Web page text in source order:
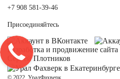
+7 908 581-39-46
Присоединяйтесь
Разработка и продвижение сайта
Сергей Плотников
© 2022, УралФахверк